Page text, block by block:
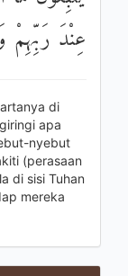
عِنْدَ رَبِّهِمْ
di
apa
nyebut
(perasaan
di sisi Tuhan
mereka